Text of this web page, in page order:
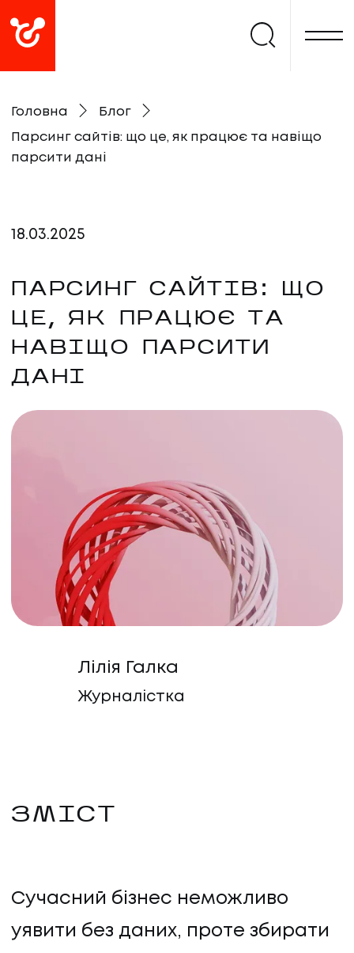
Головна Блог
Парсинг сайтів: що це, як працює та навіщо
парсити дані
18.03.2025
ПАРСИНГ САЙТІВ: ЩО
ЦЕ, ЯК ПРАЦЮЄ ТА
НАВІЩО ПАРСИТИ
ДАНІ
Лілія Галка
Журналістка
ЗМІСТ
Сучасний бізнес неможливо
уявити без даних, проте збирати